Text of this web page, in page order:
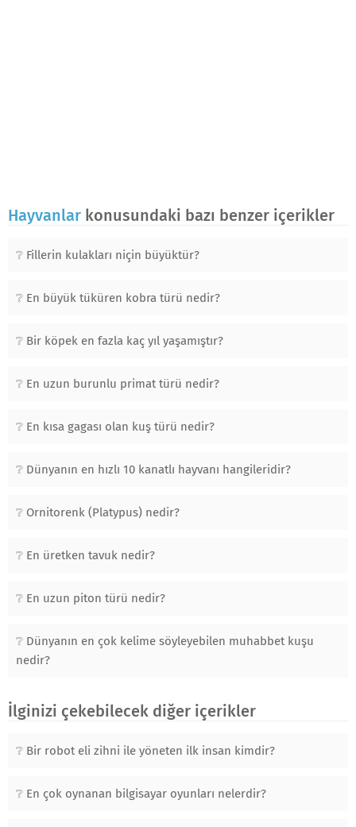
Hayvanlar konusundaki bazı benzer içerikler
Fillerin kulakları niçin büyüktür?
En büyük tüküren kobra türü nedir?
Bir köpek en fazla kaç yıl yaşamıştır?
En uzun burunlu primat türü nedir?
En kısa gagası olan kuş türü nedir?
Dünyanın en hızlı 10 kanatlı hayvanı hangileridir?
Ornitorenk (Platypus) nedir?
En üretken tavuk nedir?
En uzun piton türü nedir?
Dünyanın en çok kelime söyleyebilen muhabbet kuşu
nedir?
İlginizi çekebilecek diğer içerikler
Bir robot eli zihni ile yöneten ilk insan kimdir?
En çok oynanan bilgisayar oyunları nelerdir?